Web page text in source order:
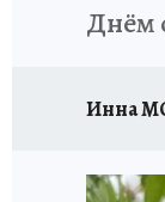
Днём
Инна